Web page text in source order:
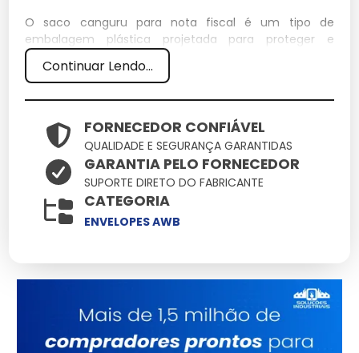
O saco canguru para nota fiscal é um tipo de
embalagem plástica projetada para proteger e
acomodar documentos fiscais em remessas de
mercadorias. Ele adere facilmente a embalagens,
Especificações Técnicas
Característica
Detalhe
Dimensões
Peso
Capacidade
Até 10 folhas A4
Características e Benefícios
Resistência à Umidade:Protege documentos de
Continuar Lendo...
FORNECEDOR CONFIÁVEL
QUALIDADE E SEGURANÇA GARANTIDAS
GARANTIA PELO FORNECEDOR
SUPORTE DIRETO DO FABRICANTE
CATEGORIA
ENVELOPES AWB